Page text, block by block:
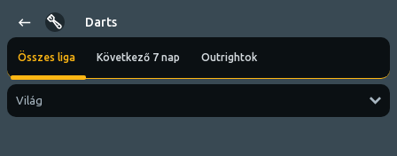
Darts
Összes liga Következő 7 nap Outrightok
Világ